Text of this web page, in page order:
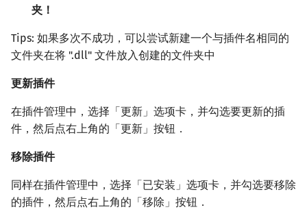
夹！
Tips: 如果多次不成功，可以尝试新建一个与插件名相同的
文件夹在将 ".dll" 文件放入创建的文件夹中
更新插件
在插件管理中，选择「更新」选项卡，并勾选要更新的插
件，然后点右上角的「更新」按钮．
移除插件
同样在插件管理中，选择「已安装」选项卡，并勾选要移除
的插件，然后点右上角的「移除」按钮．